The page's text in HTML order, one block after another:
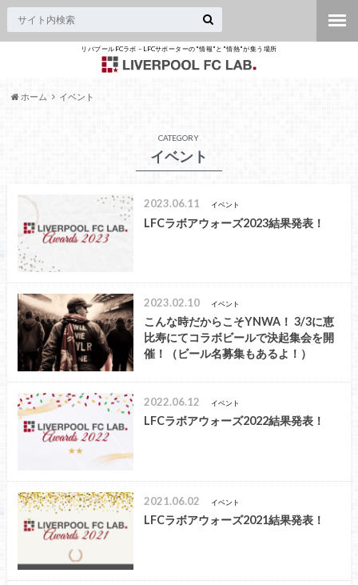
リバプールFCラボ – LFCサポーターの"情報"と"情熱"が集う場所
ホーム イベント
CATEGORY
イベント
2023.06.11 イベント
LFCラボアウォーズ2023結果発表！
2023.02.10 イベント
こんな時だからこそYNWA！ 3/3に恵
比寿にてコラボビールで決起集会を開
催！（ビール名募集もあるよ！）
2022.06.12 イベント
LFCラボアウォーズ2022結果発表！
2021.06.02 イベント
LFCラボアウォーズ2021結果発表！